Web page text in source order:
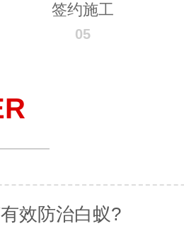
签约施工
05
效防治白蚁?